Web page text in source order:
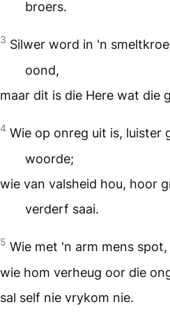
broers.
3 Silwer word in 'n
oond,
maar dit is die Here wat die
4 Wie op onreg uit is, luister
woorde;
wie van valsheid hou, hoor
verderf saai.
5 Wie met 'n arm mens
wie hom verheug oor die
sal self nie vrykom nie.